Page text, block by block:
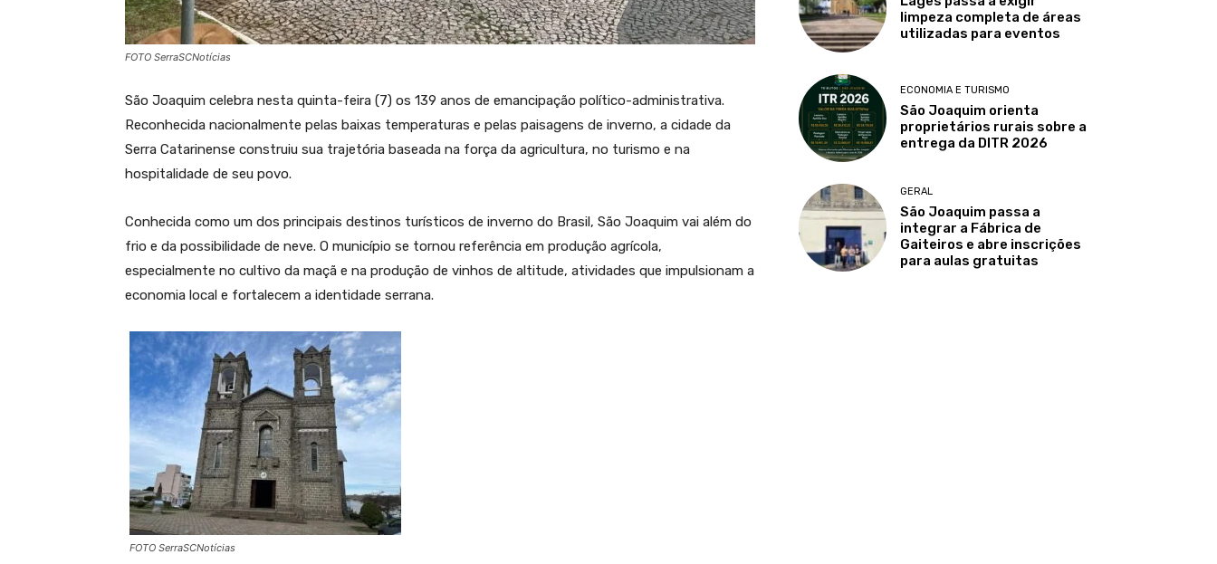
FOTO SerraSCNotícias
São Joaquim celebra nesta quinta-feira (7) os 139 anos de emancipação político-administrativa.
Reconhecida nacionalmente pelas baixas temperaturas e pelas paisagens de inverno, a cidade da
Serra Catarinense construiu sua trajetória baseada na força da agricultura, no turismo e na
hospitalidade de seu povo.
Conhecida como um dos principais destinos turísticos de inverno do Brasil, São Joaquim vai além do
frio e da possibilidade de neve. O município se tornou referência em produção agrícola,
especialmente no cultivo da maçã e na produção de vinhos de altitude, atividades que impulsionam a
economia local e fortalecem a identidade serrana.
FOTO SerraSCNotícias
limpeza completa de áreas
utilizadas para eventos
ECONOMIA E TURISMO
São Joaquim orienta
proprietários rurais sobre a
entrega da DITR 2026
GERAL
São Joaquim passa a
integrar a Fábrica de
Gaiteiros e abre inscrições
para aulas gratuitas